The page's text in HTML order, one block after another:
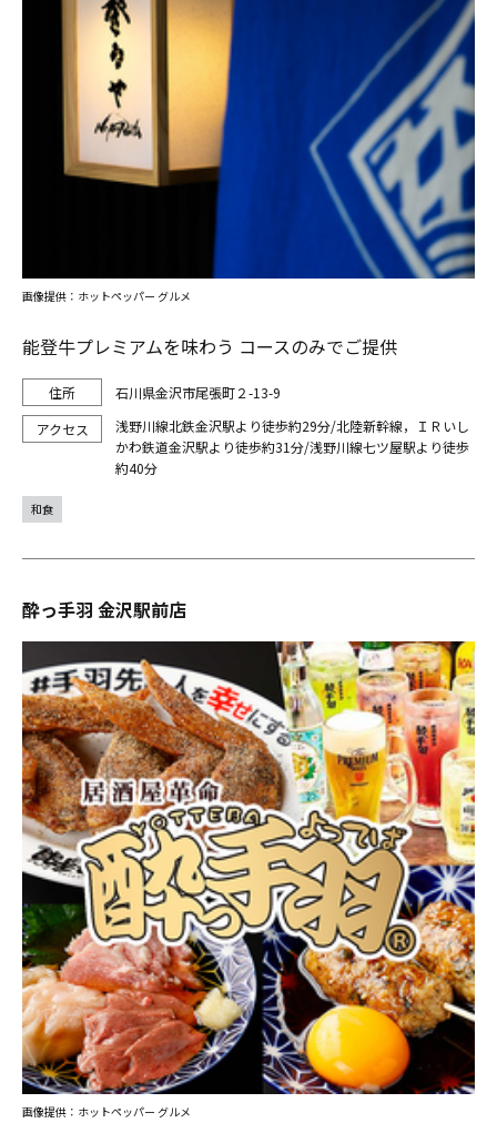
能登牛プレミアムを味わう コースのみでご提供
石川県金沢市尾張町２-13-9
浅野川線北鉄金沢駅より徒歩約29分/北陸新幹線，ＩＲいし
かわ鉄道金沢駅より徒歩約31分/浅野川線七ツ屋駅より徒歩
約40分
画像提供：ホットペッパー グルメ
和食
酔っ手羽 金沢駅前店
画像提供：ホットペッパー グルメ